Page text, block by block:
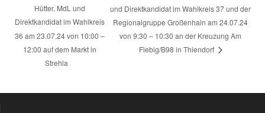
Hütter, MdL und
Direktkandidat im Wahlkreis
36 am 23.07.24 von 10:00 –
12:00 auf dem Markt in
Strehla
und Direktkandidat im Wahlkreis 37 und der
Regionalgruppe Großenhain am 24.07.24
von 9:30 – 10:30 an der Kreuzung Am
Fiebig/B98 in Thiendorf